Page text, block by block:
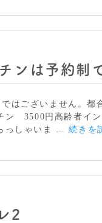
ンは予約制
はございません。都
ン 3500円高齢者イ
っしゃいま …続きを
2